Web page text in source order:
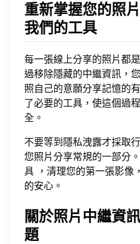
重新掌握您的照
我們的工具
每一張線上分享的照片都
過移除隱藏的中繼資訊，
照自己的意願分享記憶的
了必要的工具，使這個過
全。
不要等到隱私洩露才採取
您照片分享常規的一部分
具 ，清理您的第一張影像
的安心。
關於照片中繼資
題